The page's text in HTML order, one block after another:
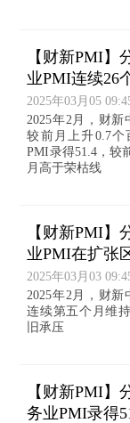
【财新PMI】
业PMI连续26
2025年03月05
2025年2月，财新
较前月上升0.7
PMI录得51.4，较
月高于荣枯线
【财新PMI】
业PMI在扩张
2025年03月03
2025年2月，财新
连续第五个月维
旧承压
【财新PMI】
务业PMI录得